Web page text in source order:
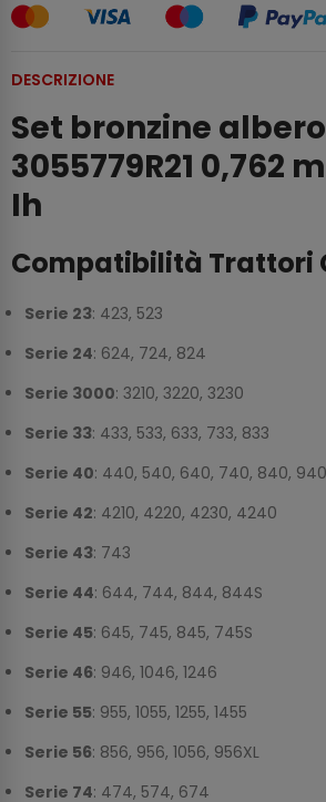
DESCRIZIONE
Set bronzine
3055779R21 0,762
Ih
Compatibilità Trattori
Serie 23: 423, 523
Serie 24: 624, 724, 824
Serie 3000: 3210, 3220, 3230
Serie 33: 433, 533, 633, 733, 833
Serie 40: 440, 540, 640, 740, 840, 940
Serie 42: 4210, 4220, 4230, 4240
Serie 43: 743
Serie 44: 644, 744, 844, 844S
Serie 45: 645, 745, 845, 745S
Serie 46: 946, 1046, 1246
Serie 55: 955, 1055, 1255, 1455
Serie 56: 856, 956, 1056, 956XL
Serie 74: 474, 574, 674